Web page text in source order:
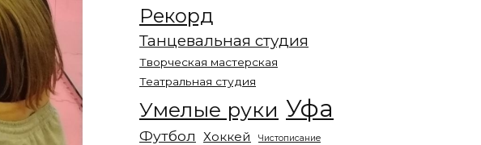
Рекорд
Танцевальная студия
Творческая мастерская
Театральная студия
Умелые руки Уфа
Футбол Хоккей Чистописание